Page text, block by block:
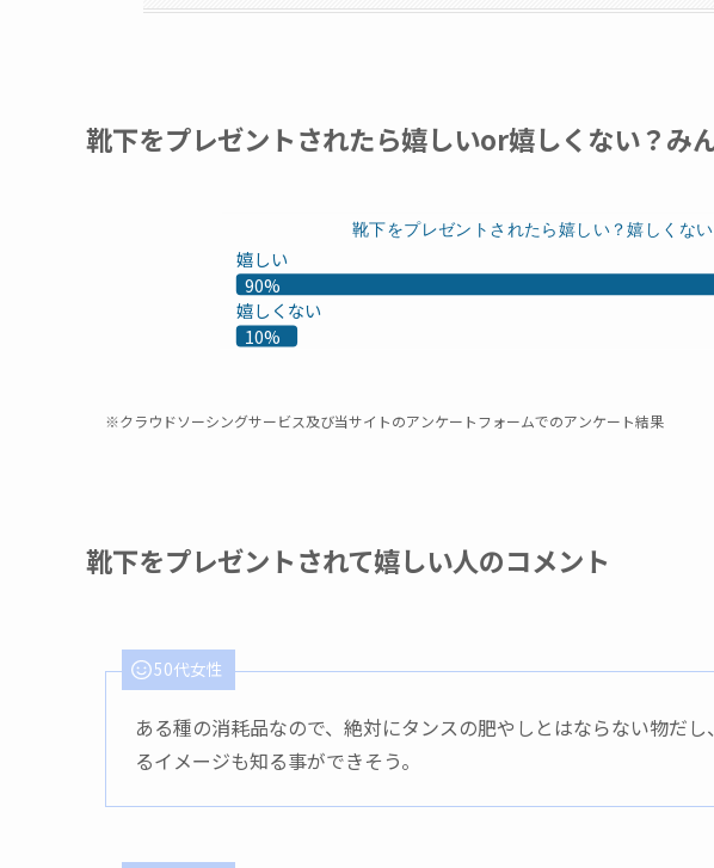
靴下をプレゼントされたら嬉しいor嬉しくない？み
靴下をプレゼントされたら嬉しい？嬉しくない
嬉しい
90%
嬉しくない
10%
※クラウドソーシングサービス及び当サイトのアンケートフォームでのアンケート結果
靴下をプレゼントされて嬉しい人のコメント
50代女性
ある種の消耗品なので、絶対にタンスの肥やしとはならない物だ
るイメージも知る事ができそう。